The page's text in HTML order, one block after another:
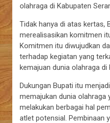
olahraga di Kabupaten
Tidak hanya di atas kertas,
merealisasikan komitmen
Komitmen itu diwujudkan
terhadap kegiatan yang
kemajuan dunia olahraga di
Dukungan Bupati itu
memajukan dunia olahraga
melakukan berbagai hal
atlet potensial. Pembinaan